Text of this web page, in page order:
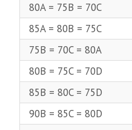
80A = 75B = 70C
85A = 80B = 75C
75B = 70C = 80A
80B = 75C = 70D
85B = 80C = 75D
90B = 85C = 80D